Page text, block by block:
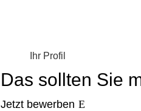
Ihr Profil
Das sollten Sie
Jetzt bewerben